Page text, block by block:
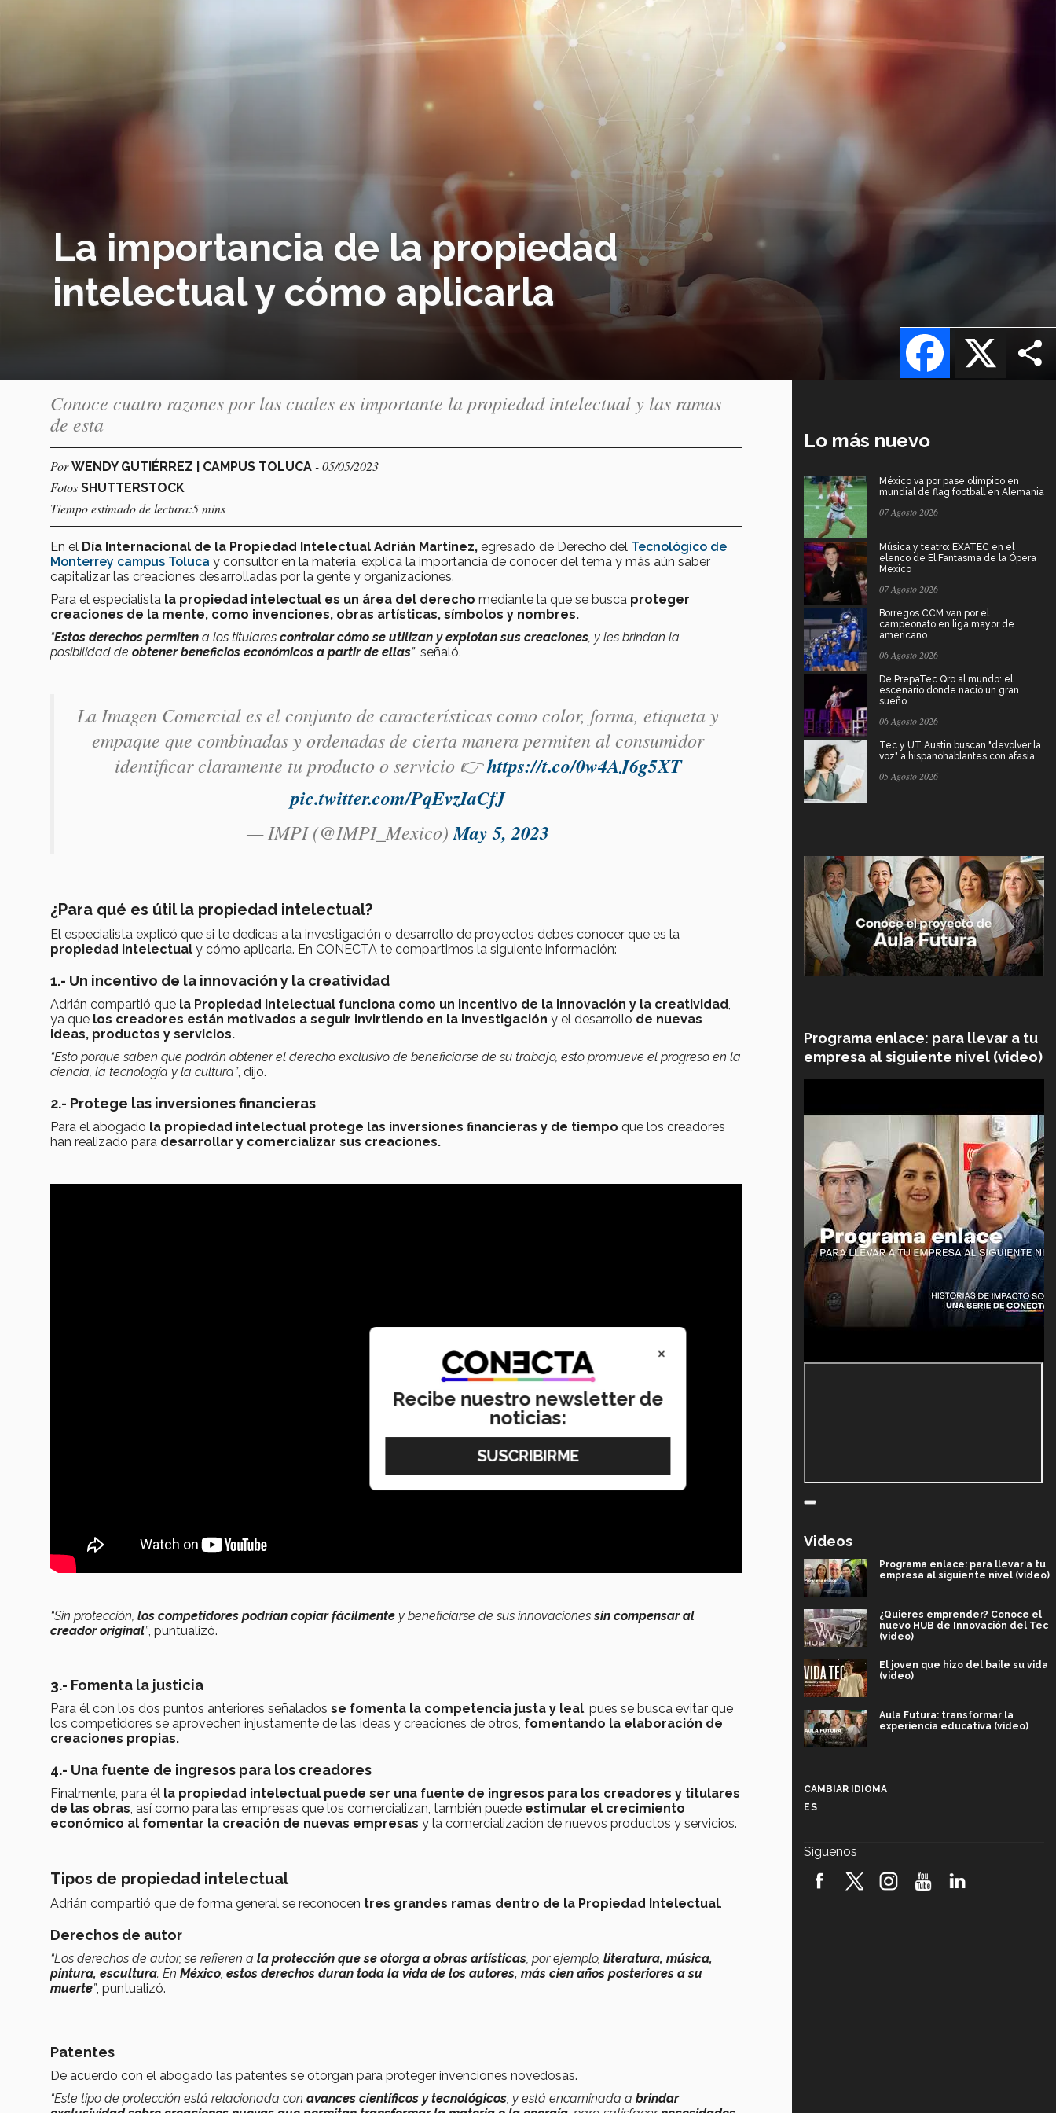
La importancia de la propiedad
intelectual y cómo aplicarla
X
Facebook
Conoce cuatro razones por las cuales es importante la propiedad intelectual y las ramas
de esta
PorWENDY GUTIÉRREZ | CAMPUS TOLUCA - 05/05/2023
Fotos SHUTTERSTOCK
Tiempo estimado de lectura:5 mins
En el Día Internacional de la Propiedad Intelectual Adrián Martínez, egresado de Derecho del Tecnológico de
Monterrey campus Toluca y consultor en la materia, explica la importancia de conocer del tema y más aún saber
capitalizar las creaciones desarrolladas por la gente y organizaciones.
Para el especialista la propiedad intelectual es un área del derecho mediante la que se busca proteger
creaciones de la mente, como invenciones, obras artísticas, símbolos y nombres.
“Estos derechos permiten a los titulares controlar cómo se utilizan y explotan sus creaciones , y les brindan la
posibilidad de obtener beneficios económicos a partir de ellas”, señaló.
La Imagen Comercial es el conjunto de características como color, forma, etiqueta y
empaque que combinadas y ordenadas de cierta manera permiten al consumidor
identificar claramente tu producto o servicio 👉https://t.co/0w4AJ6g5XT
pic.twitter.com/PqEvzIaCfJ
— IMPI (@IMPI_Mexico) May 5, 2023
¿Para qué es útil la propiedad intelectual?
El especialista explicó que si te dedicas a la investigación o desarrollo de proyectos debes conocer que es la
propiedad intelectual y cómo aplicarla. En CONECTA te compartimos la siguiente información:
1.- Un incentivo de la innovación y la creatividad
Adrián compartió que la Propiedad Intelectual funciona como un incentivo de la innovación y la creatividad
ya que los creadores están motivados a seguir invirtiendo en la investigación y el desarrollo de nuevas
ideas, productos y servicios.
“Esto porque saben que podrán obtener el derecho exclusivo de beneficiarse de su trabajo, esto promueve el progreso en la
ciencia, la tecnología y la cultura”, dijo.
2.- Protege las inversiones financieras
Para el abogado la propiedad intelectual protege las inversiones financieras y de tiempo que los creadores
han realizado para desarrollar y comercializar sus creaciones.
“Sin protección, los competidores podrían copiar fácilmente y beneficiarse de sus innovacionessin compensar al
creador original”, puntualizó.
3.- Fomenta la justicia
Para él con los dos puntos anteriores señalados se fomenta la competencia justa y leal , pues se busca evitar que
los competidores se aprovechen injustamente de las ideas y creaciones de otros, fomentando la elaboración de
creaciones propias.
4.- Una fuente de ingresos para los creadores
Finalmente, para él la propiedad intelectual puede ser una fuente de ingresos para los creadores y titulares
de las obras , así como para las empresas que los comercializan, también puede estimular el crecimiento
económico al fomentar la creación de nuevas empresas y la comercialización de nuevos productos y servicios.
Tipos de propiedad intelectual
Adrián compartió que de forma general se reconocen tres grandes ramas dentro de la Propiedad Intelectual.
Derechos de autor
“Los derechos de autor, se refieren a la protección que se otorga a obras artísticas , por ejemplo, literatura, música,
pintura, escultura. En México estos derechos duran toda la vida de los autores, más cien años posteriores a su
muerte”, puntualizó.
Patentes
De acuerdo con el abogado las patentes se otorgan para proteger invenciones novedosas.
“Este tipo de protección está relacionada con avances científicos y tecnológicos , y está encaminada a brindar
Lo más nuevo
México va por pase olímpico en
mundial de flag football en Alemania
07 Agosto 2026
Música y teatro: EXATEC en el
elenco de El Fantasma de la Ópera
Mexico
07 Agosto 2026
Borregos CCM van por el
campeonato en liga mayor de
americano
06 Agosto 2026
De PrepaTec Qro al mundo: el
escenario donde nació un gran
sueño
06 Agosto 2026
Tec y UT Austin buscan "devolver la
voz" a hispanohablantes con afasia
05 Agosto 2026
Programa enlace: para llevar a tu
empresa al siguiente nivel (video)
Videos
Programa enlace: para llevar a tu
empresa al siguiente nivel (video)
¿Quieres emprender? Conoce el
nuevo HUB de Innovación del Tec
(video)
El joven que hizo del baile su vida
(video)
Aula Futura: transformar la
experiencia educativa (video)
robótica FIRST 2026! (video)
CAMBIAR IDIOMA
ES
Síguenos
×
Recibe nuestro newsletter de
noticias: